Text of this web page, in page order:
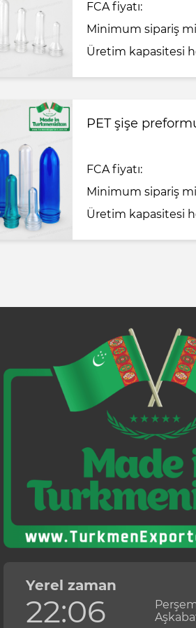
FCA fiyatı:
Minimum sipariş
Üretim kapasitesi
PET şişe
FCA fiyatı:
Minimum sipariş
Üretim kapasitesi
Yerel zaman
22:06